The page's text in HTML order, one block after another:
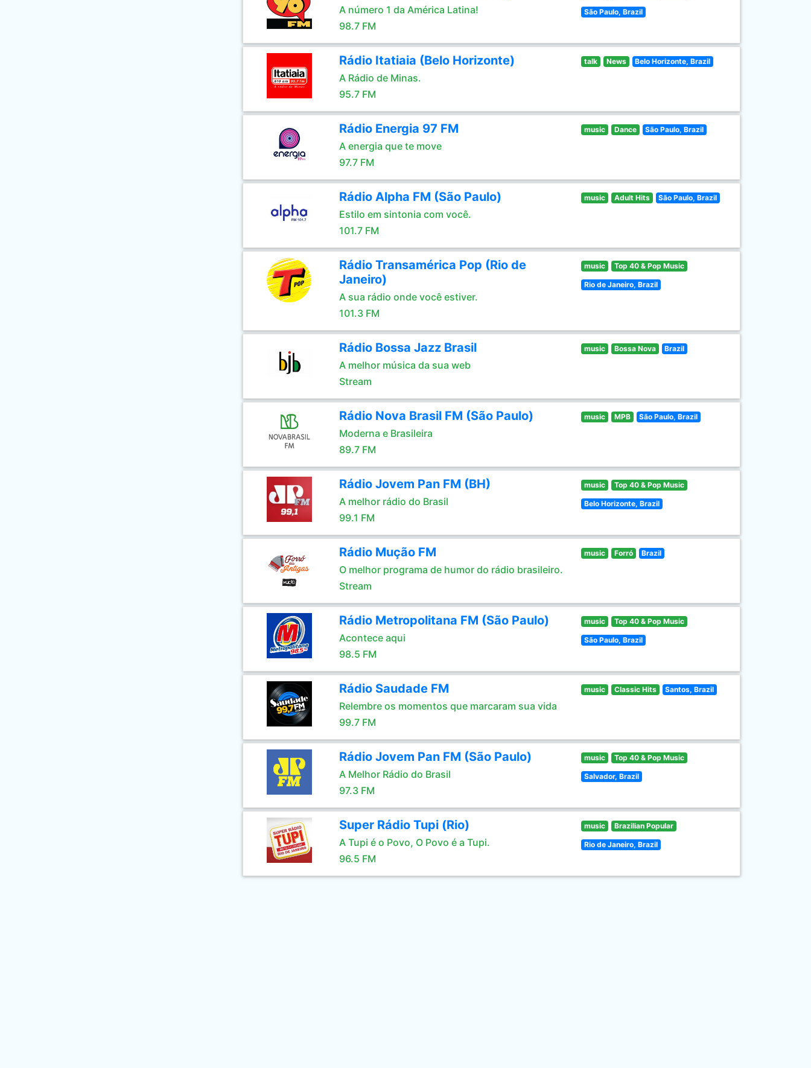
A número 1 da América Latina!
98.7 FM
São Paulo, Brazil
Rádio Itatiaia (Belo Horizonte)
A Rádio de Minas.
95.7 FM
talk News Belo Horizonte, Brazil
Rádio Energia 97 FM
A energia que te move
97.7 FM
music Dance São Paulo, Brazil
Rádio Alpha FM (São Paulo)
Estilo em sintonia com você.
101.7 FM
music Adult Hits São Paulo, Brazil
Rádio Transamérica Pop (Rio de
Janeiro)
A sua rádio onde você estiver.
101.3 FM
music Top 40 & Pop Music
Rio de Janeiro, Brazil
Rádio Bossa Jazz Brasil
A melhor música da sua web
Stream
music Bossa Nova Brazil
Rádio Nova Brasil FM (São Paulo)
Moderna e Brasileira
89.7 FM
music MPB São Paulo, Brazil
Rádio Jovem Pan FM (BH)
A melhor rádio do Brasil
99.1 FM
music Top 40 & Pop Music
Belo Horizonte, Brazil
Rádio Mução FM
O melhor programa de humor do rádio brasileiro.
Stream
music Forró Brazil
Rádio Metropolitana FM (São Paulo)
Acontece aqui
98.5 FM
music Top 40 & Pop Music
São Paulo, Brazil
Rádio Saudade FM
Relembre os momentos que marcaram sua vida
99.7 FM
music Classic Hits Santos, Brazil
Rádio Jovem Pan FM (São Paulo)
A Melhor Rádio do Brasil
97.3 FM
music Top 40 & Pop Music
Salvador, Brazil
Super Rádio Tupi (Rio)
A Tupi é o Povo, O Povo é a Tupi.
96.5 FM
music Brazilian Popular
Rio de Janeiro, Brazil